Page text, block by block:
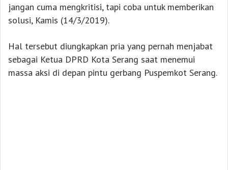
jangan cuma mengkritisi, tapi coba untuk memberikan
solusi, Kamis (14/3/2019).
Hal tersebut diungkapkan pria yang pernah menjabat
sebagai Ketua DPRD Kota Serang saat menemui
massa aksi di depan pintu gerbang Puspemkot Serang.